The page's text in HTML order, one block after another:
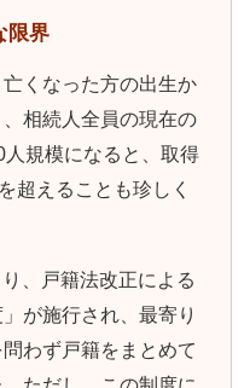
限界
くなった方の出生か
相続人全員の現在の
規模になると、取得
超えることも珍しく
、戸籍法改正による
が施行され、最寄り
わず戸籍をまとめて